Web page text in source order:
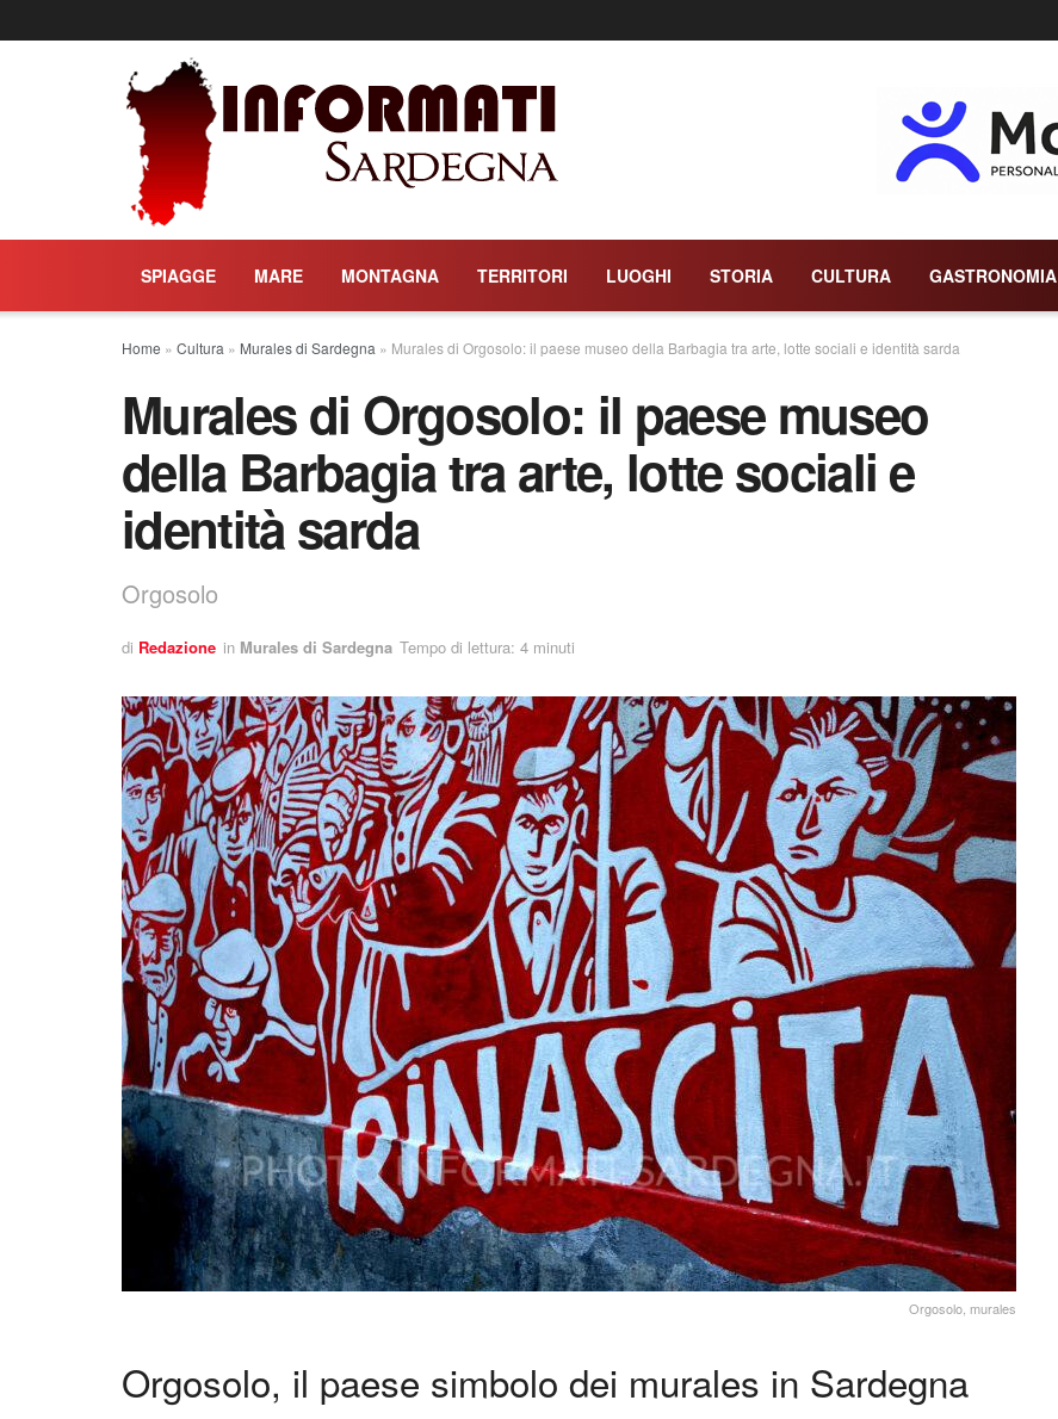
SPIAGGE MARE MONTAGNA TERRITORI LUOGHI STORIA CULTURA GASTRONOMIA
Home » Cultura » Murales di Sardegna » Murales di Orgosolo: il paese museo della Barbagia tra arte, lotte sociali e identità sarda
Murales di Orgosolo: il paese museo
della Barbagia tra arte, lotte sociali e
identità sarda
Orgosolo
di Redazione in Murales di Sardegna Tempo di lettura: 4 minuti
Orgosolo, murales
Orgosolo, il paese simbolo dei murales in Sardegna